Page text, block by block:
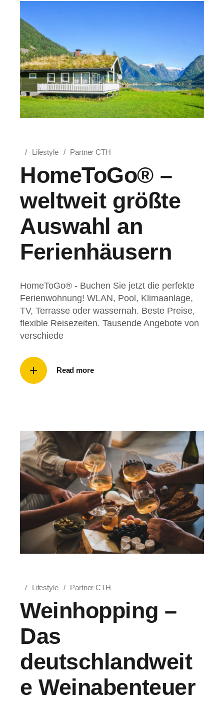
Lifestyle Partner CTH
HomeToGo® –
weltweit größte
Auswahl an
Ferienhäusern
HomeToGo® - Buchen Sie jetzt die perfekte
Ferienwohnung! WLAN, Pool, Klimaanlage,
TV, Terrasse oder wassernah. Beste Preise,
flexible Reisezeiten. Tausende Angebote von
verschiede
Read more
Lifestyle Partner CTH
Weinhopping –
Das
deutschlandweit
e Weinabenteuer